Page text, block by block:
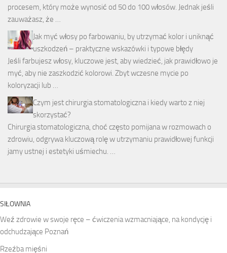
procesem, który może wynosić od 50 do 100 włosów. Jednak jeśli
zauważasz, że …
Jak myć włosy po farbowaniu, by utrzymać kolor i uniknąć
uszkodzeń – praktyczne wskazówki i typowe błędy
Jeśli farbujesz włosy, kluczowe jest, aby wiedzieć, jak prawidłowo je
myć, aby nie zaszkodzić kolorowi. Zbyt wczesne mycie po
koloryzacji lub …
Czym jest chirurgia stomatologiczna i kiedy warto z niej
skorzystać?
Chirurgia stomatologiczna, choć często pomijana w rozmowach o
zdrowiu, odgrywa kluczową rolę w utrzymaniu prawidłowej funkcji
jamy ustnej i estetyki uśmiechu. …
SIŁOWNIA
Weź zdrowie w swoje ręce – ćwiczenia wzmacniające, na kondycję i
odchudzające Poznań
Rzeźba mięśni